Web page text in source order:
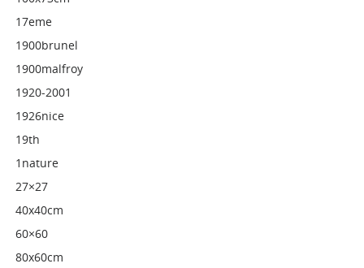
17eme
1900brunel
1900malfroy
1920-2001
1926nice
19th
1nature
27×27
40x40cm
60×60
80x60cm